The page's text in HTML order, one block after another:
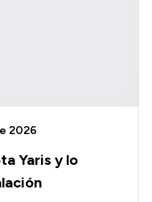
Yaris y lo
2026